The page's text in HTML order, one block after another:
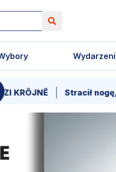
Stracił nogę, kolegę i